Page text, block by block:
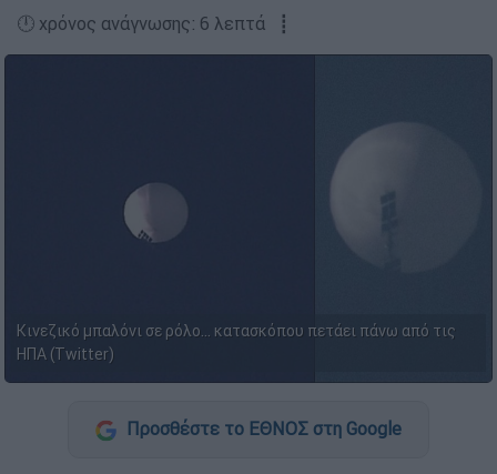
🕛 χρόνος ανάγνωσης: 6 λεπτά ┋
Κινεζικό μπαλόνι σε ρόλο... κατασκόπου πετάει πάνω από τις
ΗΠΑ (Twitter)
Προσθέστε το ΕΘΝΟΣ στη Google